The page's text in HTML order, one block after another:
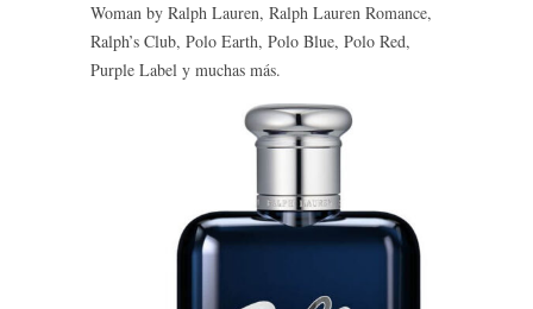
Woman by Ralph Lauren, Ralph Lauren Romance,
Ralph’s Club, Polo Earth, Polo Blue, Polo Red,
Purple Label y muchas más.